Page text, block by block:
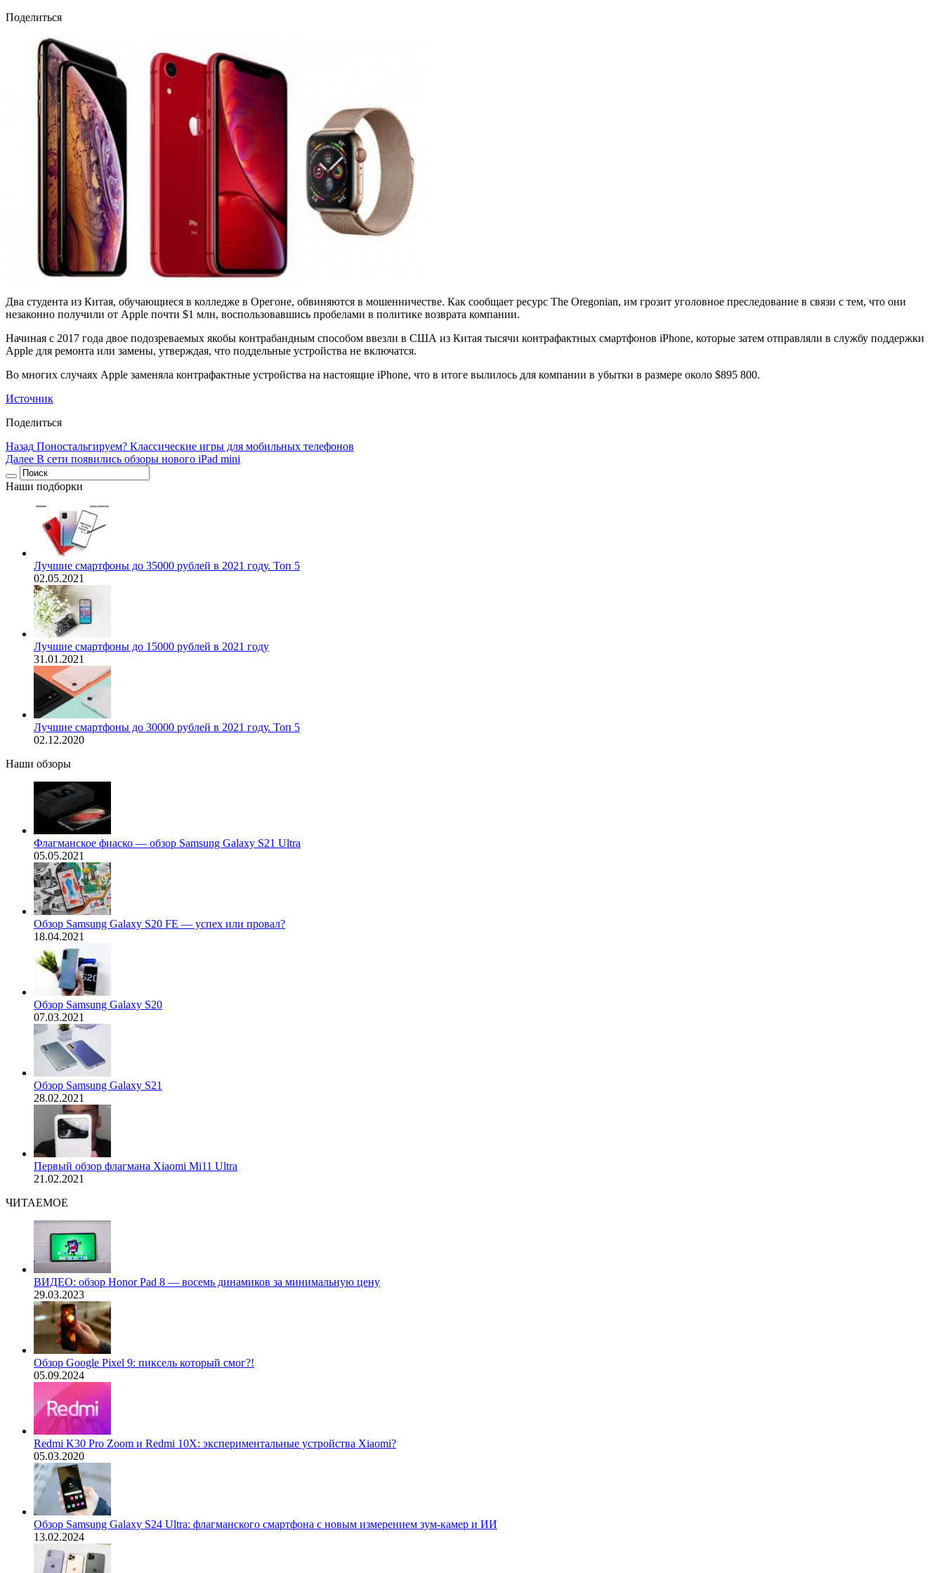
Поделиться
Два студента из Китая, обучающиеся в колледже в Орегоне, обвиняются в мошенничестве. Как сообщает ресурс The Oregonian, им грозит уголовное преследование в связи с тем, что они
незаконно получили от Apple почти $1 млн, воспользовавшись пробелами в политике возврата компании.
Начиная с 2017 года двое подозреваемых якобы контрабандным способом ввезли в США из Китая тысячи контрафактных смартфонов iPhone, которые затем отправляли в службу поддержки
Apple для ремонта или замены, утверждая, что поддельные устройства не включатся.
Во многих случаях Apple заменяла контрафактные устройства на настоящие iPhone, что в итоге вылилось для компании в убытки в размере около $895 800.
Источник
Поделиться
Назад Поностальгируем? Классические игры для мобильных телефонов
Далее В сети появились обзоры нового iPad mini
Наши подборки
Лучшие смартфоны до 35000 рублей в 2021 году. Топ 5
02.05.2021
Лучшие смартфоны до 15000 рублей в 2021 году
31.01.2021
Лучшие смартфоны до 30000 рублей в 2021 году. Топ 5
02.12.2020
Наши обзоры
Флагманское фиаско — обзор Samsung Galaxy S21 Ultra
05.05.2021
Обзор Samsung Galaxy S20 FE — успех или провал?
18.04.2021
Обзор Samsung Galaxy S20
07.03.2021
Обзор Samsung Galaxy S21
28.02.2021
Первый обзор флагмана Xiaomi Mi11 Ultra
21.02.2021
ЧИТАЕМОЕ
ВИДЕО: обзор Honor Pad 8 — восемь динамиков за минимальную цену
29.03.2023
Обзор Google Pixel 9: пиксель который смог?!
05.09.2024
Redmi K30 Pro Zoom и Redmi 10X: экспериментальные устройства Xiaomi?
05.03.2020
Обзор Samsung Galaxy S24 Ultra: флагманского смартфона с новым измерением зум-камер и ИИ
13.02.2024